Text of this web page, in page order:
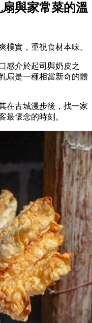
與家常菜的溫
樸實，重視食材本味。
感介於起司與奶皮之
扇是一種相當新奇的體
在古城漫步後，找一家
最懷念的時刻。